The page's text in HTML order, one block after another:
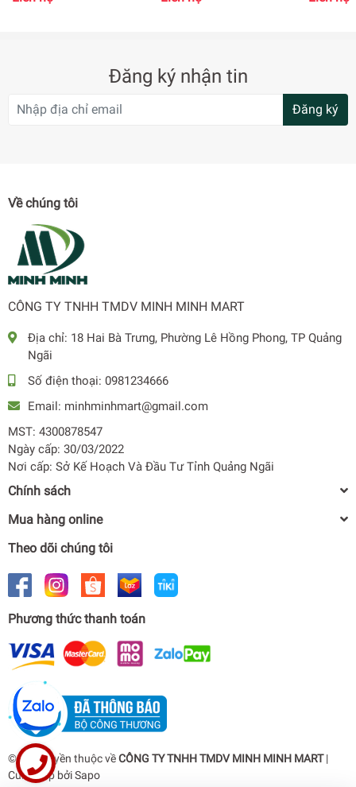
màu xám
màu xám
màu xám
Đăng ký nhận tin
Đăng ký
Về chúng tôi
CÔNG TY TNHH TMDV MINH MINH MART
Địa chỉ: 18 Hai Bà Trưng, Phường Lê Hồng Phong, TP Quảng
Ngãi
Số điện thoại: 0981234666
Email: minhminhmart@gmail.com
MST: 4300878547
Ngày cấp: 30/03/2022
Nơi cấp: Sở Kế Hoạch Và Đầu Tư Tỉnh Quảng Ngãi
Chính sách
Mua hàng online
Theo dõi chúng tôi
Phương thức thanh toán
© Bản quyền thuộc vềCÔNG TY TNHH TMDV MINH MINH MART|
Cung cấp bởiSapo
0₫
undefined